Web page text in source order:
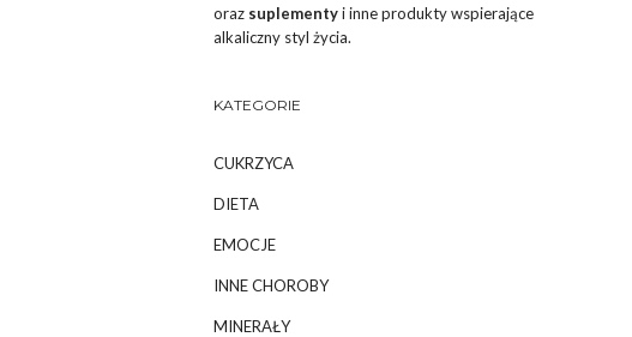
oraz suplementyi inne produkty wspierające
alkaliczny styl życia.
KATEGORIE
CUKRZYCA
DIETA
EMOCJE
INNE CHOROBY
MINERAŁY